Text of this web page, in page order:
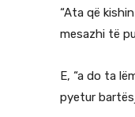
“Ata që
mesazhi të
E, “a do ta
pyetur